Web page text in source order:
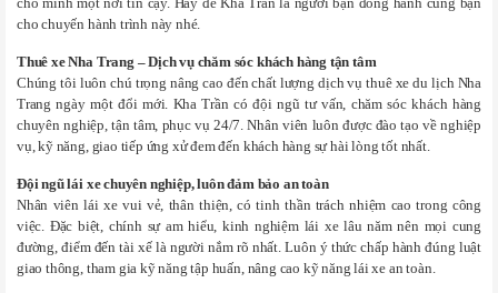
cho mình một nơi tin cậy. Hãy để Kha Trần là người bạn đồng hành cùng bạn
cho chuyến hành trình này nhé.
Thuê xe Nha Trang – Dịch vụ chăm sóc khách hàng tận tâm
Chúng tôi luôn chú trọng nâng cao đến chất lượng dịch vụ thuê xe du lịch Nha
Trang ngày một đổi mới. Kha Trần có đội ngũ tư vấn, chăm sóc khách hàng
chuyên nghiệp, tận tâm, phục vụ 24/7. Nhân viên luôn được đào tạo về nghiệp
vụ, kỹ năng, giao tiếp ứng xử đem đến khách hàng sự hài lòng tốt nhất.
Đội ngũ lái xe chuyên nghiệp, luôn đảm bảo an toàn
Nhân viên lái xe vui vẻ, thân thiện, có tinh thần trách nhiệm cao trong công
việc. Đặc biệt, chính sự am hiểu, kinh nghiệm lái xe lâu năm nên mọi cung
đường, điểm đến tài xế là người nắm rõ nhất. Luôn ý thức chấp hành đúng luật
giao thông, tham gia kỹ năng tập huấn, nâng cao kỹ năng lái xe an toàn.